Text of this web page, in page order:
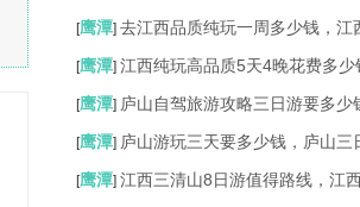
[鹰潭] 去江西品质纯玩一周多少钱，江
[鹰潭] 江西纯玩高品质5天4晚花费多
[鹰潭] 庐山自驾旅游攻略三日游要多少
[鹰潭] 庐山游玩三天要多少钱，庐山三
[鹰潭] 江西三清山8日游值得路线，江